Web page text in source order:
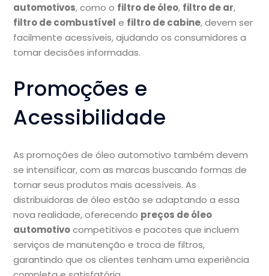
automotivos, como o filtro de óleo, filtro de ar,
filtro de combustível e filtro de cabine, devem ser
facilmente acessíveis, ajudando os consumidores a
tomar decisões informadas.
Promoções e
Acessibilidade
As promoções de óleo automotivo também devem
se intensificar, com as marcas buscando formas de
tornar seus produtos mais acessíveis. As
distribuidoras de óleo estão se adaptando a essa
nova realidade, oferecendo preços de óleo
automotivocompetitivos e pacotes que incluem
serviços de manutenção e troca de filtros,
garantindo que os clientes tenham uma experiência